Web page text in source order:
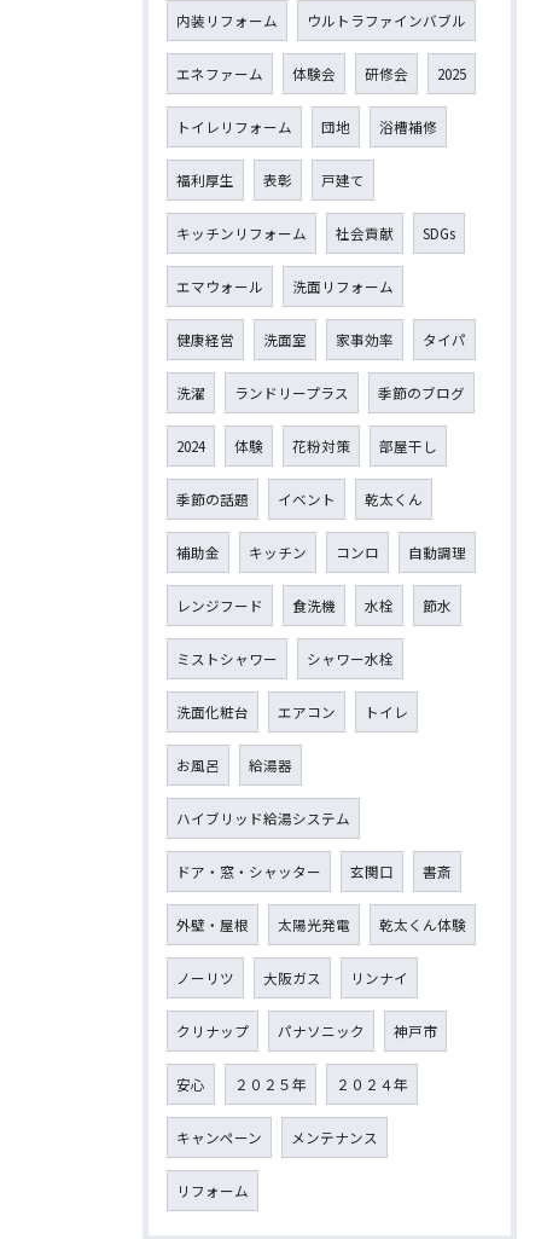
内装リフォーム ウルトラファインバブル
エネファーム 体験会 研修会 2025
トイレリフォーム 団地 浴槽補修
福利厚生 表彰 戸建て
キッチンリフォーム 社会貢献 SDGs
エマウォール 洗面リフォーム
健康経営 洗面室 家事効率 タイパ
洗濯 ランドリープラス 季節のブログ
2024 体験 花粉対策 部屋干し
季節の話題 イベント 乾太くん
補助金 キッチン コンロ 自動調理
レンジフード 食洗機 水栓 節水
ミストシャワー シャワー水栓
洗面化粧台 エアコン トイレ
お風呂 給湯器
ハイブリッド給湯システム
ドア・窓・シャッター 玄関口 書斎
外壁・屋根 太陽光発電 乾太くん体験
ノーリツ 大阪ガス リンナイ
クリナップ パナソニック 神戸市
安心 ２０２５年 ２０２４年
キャンペーン メンテナンス
リフォーム